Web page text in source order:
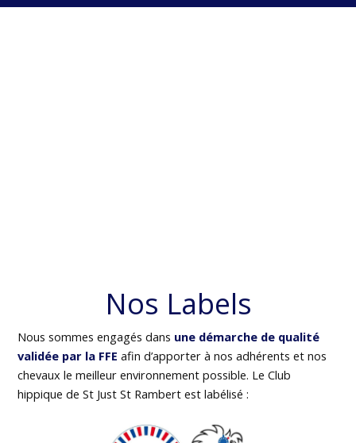
Nos Labels
Nous sommes engagés dans une démarche de qualité
validée par la FFE afin d’apporter à nos adhérents et nos
chevaux le meilleur environnement possible. Le Club
hippique de St Just St Rambert est labélisé :